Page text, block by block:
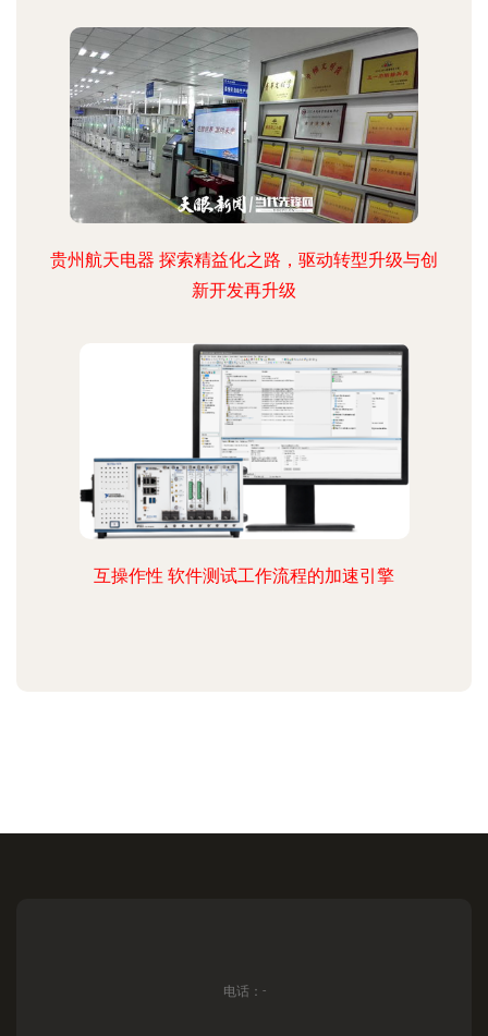
贵州航天电器 探索精益化之路，驱动转型升级与创
新开发再升级
互操作性 软件测试工作流程的加速引擎
电话：-